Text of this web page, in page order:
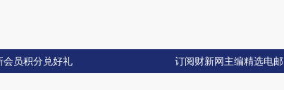
会员积分兑好礼 订阅财新网主编精选电邮